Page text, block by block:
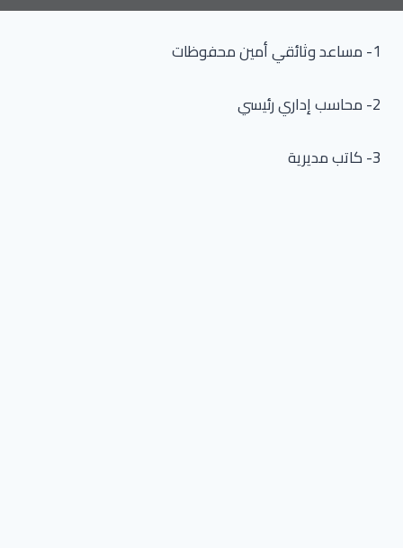
1- مساعد وثائقي أمين محفوظات
2- محاسب إداري رئيسي
3- كاتب مديرية